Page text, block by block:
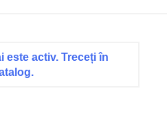
este activ. Treceți în